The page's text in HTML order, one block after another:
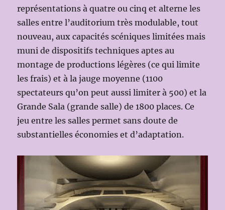
représentations à quatre ou cinq et alterne les
salles entre l’auditorium très modulable, tout
nouveau, aux capacités scéniques limitées mais
muni de dispositifs techniques aptes au
montage de productions légères (ce qui limite
les frais) et à la jauge moyenne (1100
spectateurs qu’on peut aussi limiter à 500) et la
Grande Sala (grande salle) de 1800 places. Ce
jeu entre les salles permet sans doute de
substantielles économies et d’adaptation.